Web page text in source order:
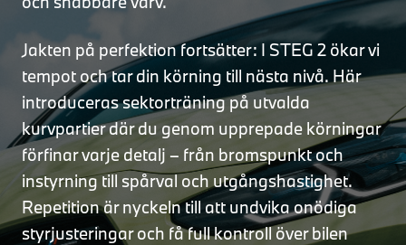
Jakten på perfektion fortsätter: I STEG 2 ökar vi
tempot och tar din körning till nästa nivå. Här
introduceras sektorträning på utvalda
kurvpartier där du genom upprepade körningar
förfinar varje detalj – från bromspunkt och
instyrning till spårval och utgångshastighet.
Repetition är nyckeln till att undvika onödiga
styrjusteringar och få full kontroll över bilen